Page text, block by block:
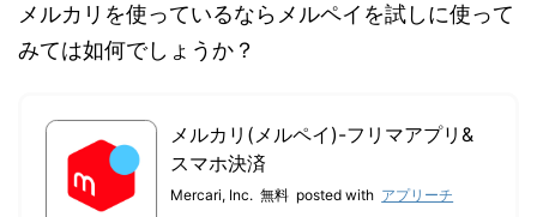
メルカリを使っているならメルペイを試しに使って
みては如何でしょうか？
メルカリ(メルペイ)-フリマアプリ&
スマホ決済
Mercari, Inc. 無料 posted with アプリーチ